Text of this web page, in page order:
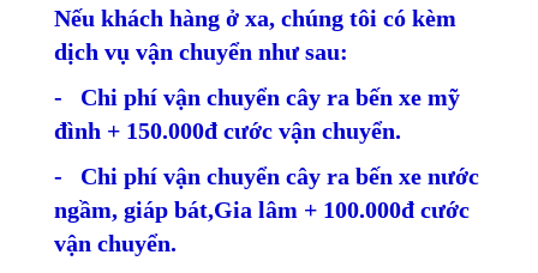
Nếu khách hàng ở xa, chúng tôi có kèm
dịch vụ vận chuyển như sau:
- Chi phí vận chuyển cây ra bến xe mỹ
đình + 150.000đ cước vận chuyển.
- Chi phí vận chuyển cây ra bến xe nước
ngầm, giáp bát,Gia lâm + 100.000đ cước
vận chuyển.